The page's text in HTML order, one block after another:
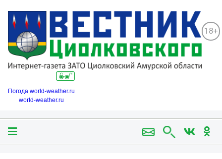
18+
Погода world-weather.ru
world-weather.ru